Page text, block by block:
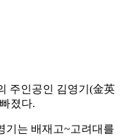
주인공인 김영기(金英
졌다.
기는 배재고~고려대를